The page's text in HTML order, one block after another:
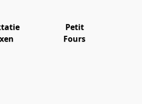
Petit
Fours